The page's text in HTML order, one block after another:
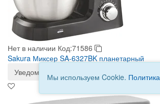
Нет в наличии Код:71586
Sakura Миксер SA-6327BK планетарный
Уведомить Мы используем Cookie. Политика